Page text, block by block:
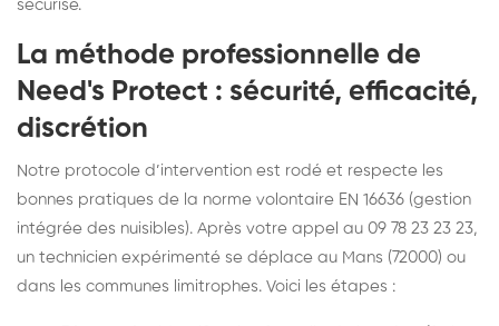
sécurisé.
La méthode professionnelle de
Need's Protect : sécurité, efficacité,
discrétion
Notre protocole d’intervention est rodé et respecte les
bonnes pratiques de la norme volontaire EN 16636 (gestion
intégrée des nuisibles). Après votre appel au 09 78 23 23 23,
un technicien expérimenté se déplace au Mans (72000) ou
dans les communes limitrophes. Voici les étapes :